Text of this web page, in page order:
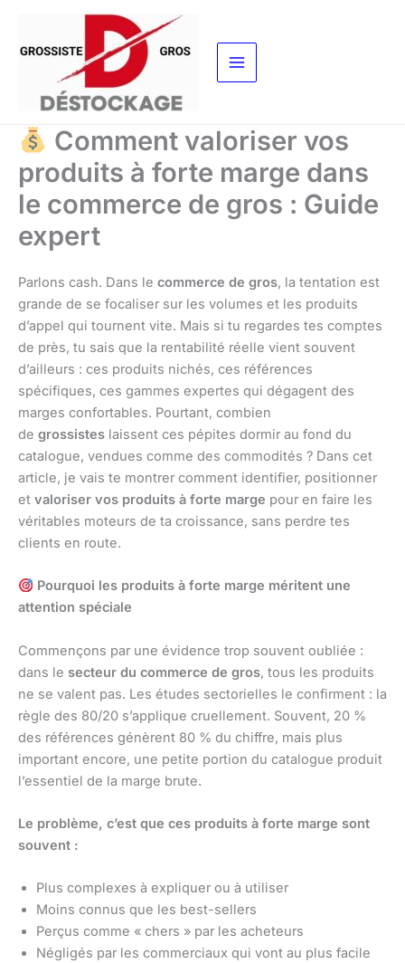
contenu
Comment valoriser vos
produits à forte marge dans
le commerce de gros : Guide
expert
Parlons cash. Dans le commerce de gros, la tentation est
grande de se focaliser sur les volumes et les produits
d’appel qui tournent vite. Mais si tu regardes tes comptes
de près, tu sais que la rentabilité réelle vient souvent
d’ailleurs : ces produits nichés, ces références
spécifiques, ces gammes expertes qui dégagent des
marges confortables. Pourtant, combien
de grossistes laissent ces pépites dormir au fond du
catalogue, vendues comme des commodités ? Dans cet
article, je vais te montrer comment identifier, positionner
et valoriser vos produits à forte marge pour en faire les
véritables moteurs de ta croissance, sans perdre tes
clients en route.
Pourquoi les produits à forte marge méritent une
attention spéciale
Commençons par une évidence trop souvent oubliée :
dans le secteur du commerce de gros, tous les produits
ne se valent pas. Les études sectorielles le confirment : la
règle des 80/20 s’applique cruellement. Souvent, 20 %
des références génèrent 80 % du chiffre, mais plus
important encore, une petite portion du catalogue produit
l’essentiel de la marge brute.
Le problème, c’est que ces produits à forte marge sont
souvent :
Plus complexes à expliquer ou à utiliser
Moins connus que les best-sellers
Perçus comme « chers » par les acheteurs
Négligés par les commerciaux qui vont au plus facile